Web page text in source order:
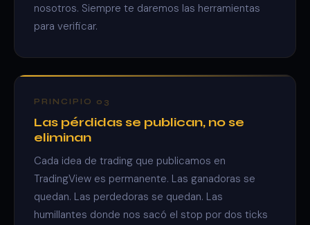
nosotros. Siempre te daremos las herramientas
para verificar.
PRINCIPIO 03
Las pérdidas se publican, no se
eliminan
Cada idea de trading que publicamos en
TradingView es permanente. Las ganadoras se
quedan. Las perdedoras se quedan. Las
humillantes donde nos sacó el stop por dos ticks